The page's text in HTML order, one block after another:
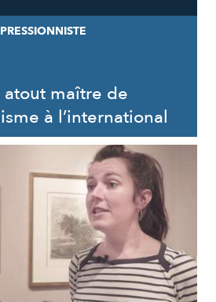
maître de
à l’international